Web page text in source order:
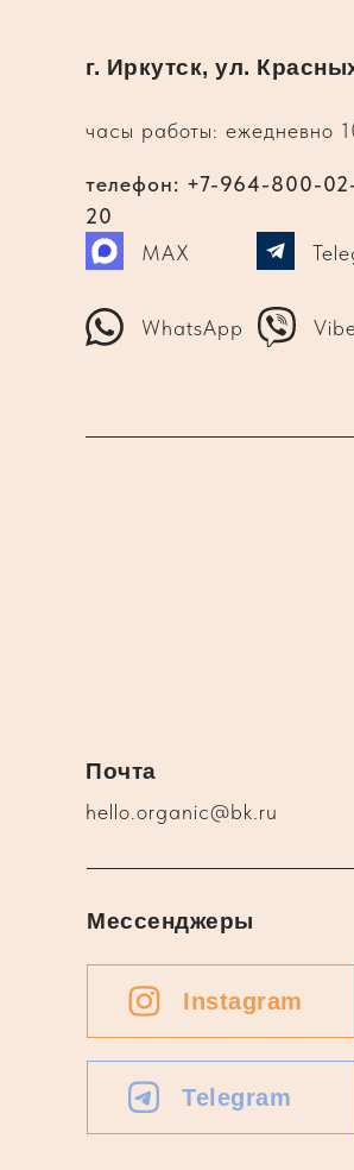
часы работы: ежедневно
г. Иркутск, ул.
WhatsApp
MAX
hello.organic@bk.ru
Почта
Instagram
Telegram
Мессенджеры
телефон: +7-964-800-
20